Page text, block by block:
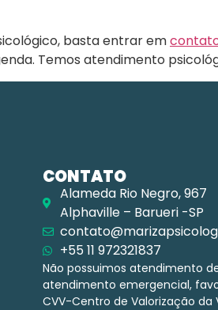
basta entrar em
Temos atendimento
CONTATO
Alameda Rio Negro, 967
Alphaville – Barueri -SP
+55 11 972321837
Não possuimos atendimento
atendimento emergencial,
CVV-Centro de Valorização da